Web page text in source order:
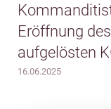
Eröffnung
aufgelösten
16.06.2025